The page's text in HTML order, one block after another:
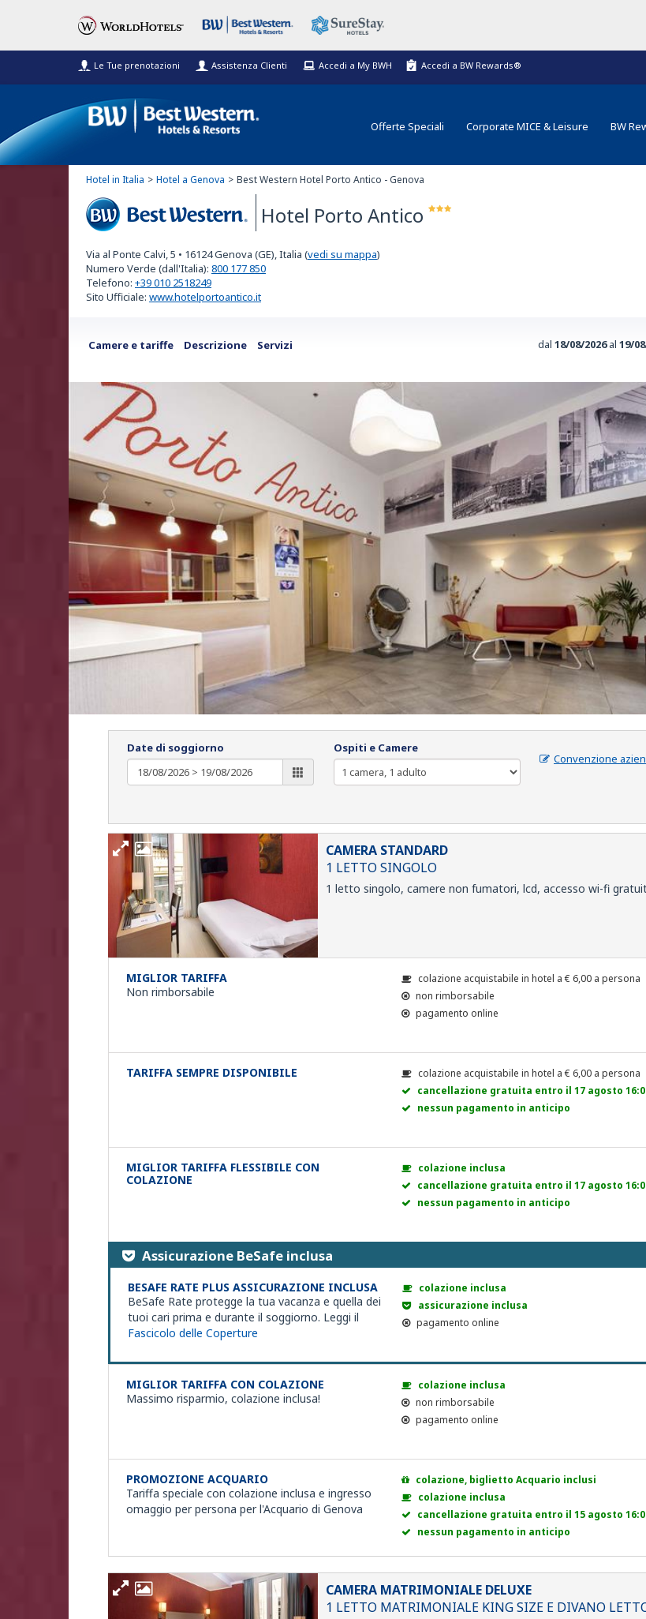
Le Tue prenotazioni Assistenza Clienti Accedi a My BWH Accedi a BW Rewards®
Offerte Speciali Corporate MICE & Leisure BW
Hotel in Italia Hotel a Genova Best Western Hotel Porto Antico - Genova
Best Western
Hotel Porto Antico
Via al Ponte Calvi, 5 • 16124Genova (GE), Italia (vedi su mappa)
Numero Verde (dall'Italia): 800 177 850
Telefono: +39 010 2518249
Sito Ufficiale: www.hotelportoantico.it
Camere e tariffe Descrizione Servizi dal 18/08/2026al 19/
Date di soggiorno Ospiti e Camere
Convenzione
CAMERA STANDARD
1 LETTO SINGOLO
1 letto singolo, camere non fumatori, lcd, accesso wi-fi
MIGLIOR TARIFFA
Non rimborsabile
colazione acquistabile in hotel a€ 6,00 a persona
non rimborsabile
pagamento online
TARIFFA SEMPRE DISPONIBILE colazione acquistabile in hotel a€ 6,00 a persona
cancellazione gratuita entro il 17 agosto
nessun pagamento in anticipo
MIGLIOR TARIFFA FLESSIBILE CON
COLAZIONE
colazione inclusa
cancellazione gratuita entro il 17 agosto
nessun pagamento in anticipo
Assicurazione BeSafe inclusa
BESAFE RATE PLUS ASSICURAZIONE INCLUSA
BeSafe Rate protegge la tua vacanza e quella dei
tuoi cari prima e durante il soggiorno. Leggi il
Fascicolo delle Coperture
colazione inclusa
assicurazione inclusa
pagamento online
MIGLIOR TARIFFA CON COLAZIONE
Massimo risparmio, colazione inclusa!
colazione inclusa
non rimborsabile
pagamento online
PROMOZIONE ACQUARIO
Tariffa speciale con colazione inclusa e ingresso
omaggio per persona per l'Acquario di Genova
colazione, biglietto Acquario inclusi
colazione inclusa
cancellazione gratuita entro il 15 agosto
nessun pagamento in anticipo
CAMERA MATRIMONIALE DELUXE
1 LETTO MATRIMONIALE KING SIZE E DIVANO